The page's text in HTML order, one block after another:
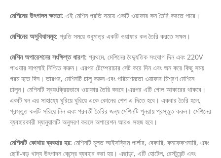
মেশিনের উৎপাদন ক্ষমতা: এই মেশিন প্রতি সময়ে একটি ওয়াফার কন তৈরি করতে পারে।
মেশিনের অসুবিধাসমূহ: প্রতি সময়ে শুধুমাত্র একটি ওয়াফার কন তৈরি করতে সক্ষম।
মেশিন অপারেশনের সংক্ষিপ্ত ধারণা: প্রথমে, মেশিনের বৈদ্যুতিক সংযোগ দিন এবং 220V
পাওয়ার সাপ্লাই নিশ্চিত করুন। এরপর টেম্পেরাচার সেট করে দিন এবং অন করে কিছু সময়
গরম হতে দিন। তারপর, মেশিনটি চালু করুন এবং পরিমাণমতো ওয়াফার মিশ্রণ মেশিনে
ঢালুন। মেশিনটি স্বয়ংক্রিয়ভাবে ওয়াফার তৈরি করবে।এরপর এটি গোল আকারের থাকবে।
একটি ঘন এর সাহায্যে ঘুরিয়ে ঘুরিয়ে একে কোনের শেপ এ দিতে হবে। একবার তৈরি হলে,
প্রস্তুত কনটি সরিয়ে নিন এবং পরবর্তী তৈরির জন্য মেশিনটি পুনরায় প্রস্তুত করুন। মেশিনের
ব্যবহারকারী ম্যানুয়ালটি অনুসরণ করলে অপারেশন আরও সহজ হবে।
মেশিনটি কোথায় ব্যবহার হয়: মেশিনটি মূলত আইসক্রিম পার্লার, বেকারি, কনফেকশনারি, এবং
ছোট-বড় খাদ্য উৎপাদন কেন্দ্রে ব্যবহার করা হয়। এছাড়া, এটি হোটেল, রেস্টুরেন্ট এবং